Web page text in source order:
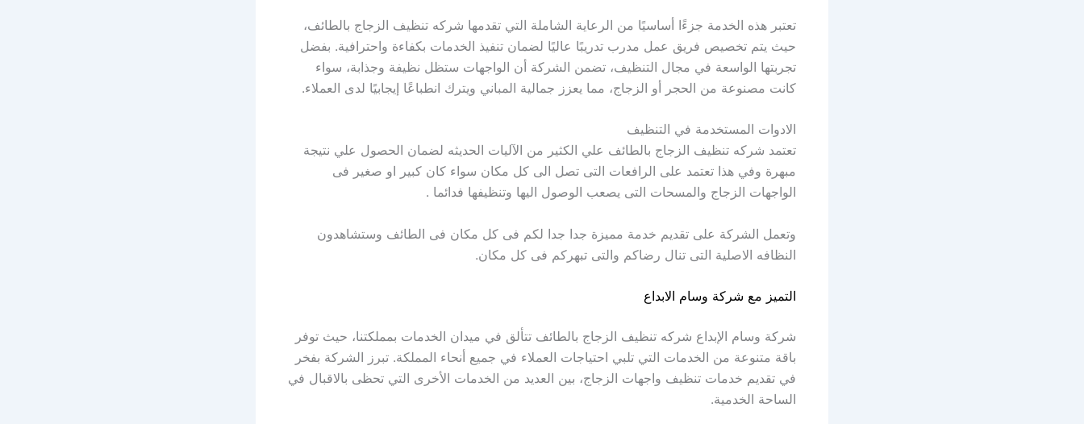
تعتبر هذه الخدمة جزءًا أساسيًا من الرعاية الشاملة التي تقدمها شركه تنظيف الزجاج بالطائف،
حيث يتم تخصيص فريق عمل مدرب تدريبًا عاليًا لضمان تنفيذ الخدمات بكفاءة واحترافية. بفضل
تجربتها الواسعة في مجال التنظيف، تضمن الشركة أن الواجهات ستظل نظيفة وجذابة، سواء
كانت مصنوعة من الحجر أو الزجاج، مما يعزز جمالية المباني ويترك انطباعًا إيجابيًا لدى العملاء.
الادوات المستخدمة في التنظيف
تعتمد شركه تنظيف الزجاج بالطائف علي الكثير من الآليات الحديثه لضمان الحصول علي نتيجة
مبهرة وفي هذا تعتمد على الرافعات التى تصل الى كل مكان سواء كان كبير او صغير فى
الواجهات الزجاج والمسحات التى يصعب الوصول اليها وتنظيفها فدائما .
وتعمل الشركة على تقديم خدمة مميزة جدا جدا لكم فى كل مكان فى الطائف وستشاهدون
النظافه الاصلية التى تنال رضاكم والتى تبهركم فى كل مكان.
التميز مع شركة وسام الابداع
شركة وسام الإبداع شركه تنظيف الزجاج بالطائف تتألق في ميدان الخدمات بمملكتنا، حيث توفر
باقة متنوعة من الخدمات التي تلبي احتياجات العملاء في جميع أنحاء المملكة. تبرز الشركة بفخر
في تقديم خدمات تنظيف واجهات الزجاج، بين العديد من الخدمات الأخرى التي تحظى بالاقبال في
الساحة الخدمية.